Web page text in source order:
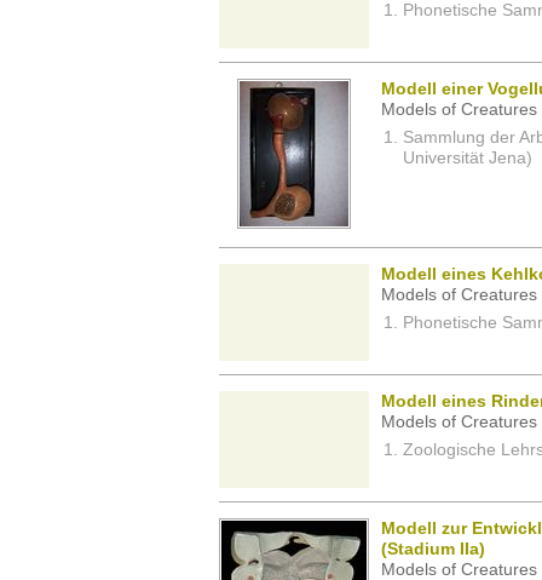
Phonetische
Modell einer
Models of
Sammlung der
Universität Jena)
Modell eines
Models of
Phonetische
Modell eines
Models of
Zoologische
Modell zur
(Stadium IIa)
Models of